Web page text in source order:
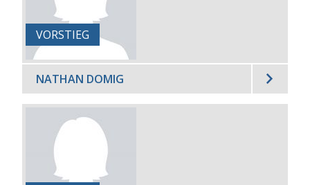
VORSTIEG
NATHAN DOMIG